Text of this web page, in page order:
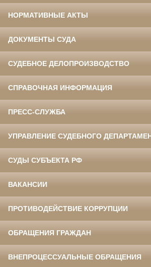
НОРМАТИВНЫЕ АКТЫ
ДОКУМЕНТЫ СУДА
СУДЕБНОЕ ДЕЛОПРОИЗВОДСТВО
СПРАВОЧНАЯ ИНФОРМАЦИЯ
ПРЕСС-СЛУЖБА
УПРАВЛЕНИЕ СУДЕБНОГО
СУДЫ СУБЪЕКТА РФ
ВАКАНСИИ
ПРОТИВОДЕЙСТВИЕ КОРРУПЦИИ
ОБРАЩЕНИЯ ГРАЖДАН
ВНЕПРОЦЕССУАЛЬНЫЕ ОБРАЩЕНИЯ